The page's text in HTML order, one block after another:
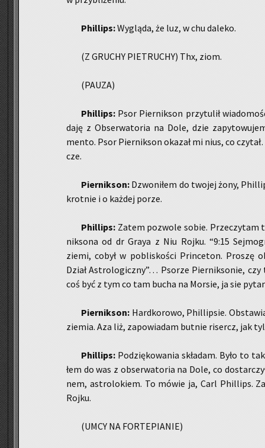
Phil­lips:Wy­glą­da, że luz, w chu da­le­ko.
(Z GRU­CHY PIE­TRU­CHY) Thx, ziom.
(PAUZA)
Phil­lips: Psor Pier­nik­son przy­tu­lił
da­ję z Ob­ser­wa­to­ria na Dole, dzie
men­to. Psor Pier­nik­son oka­zał mi nius, co
cze.
Pier­nik­son: Dzwo­ni­łem do two­jej żony,
krot­nie i o każ­dej porze.
Phil­lips: Zatem po­zwo­le sobie.
nik­so­na od dr Graya z Niu Rojku. “9:15
ziemi, cobył w po­bli­sko­ści Prin­ce­ton. Pro­szę
Dział Astro­lo­gicz­ny”… Pso­rze Pier­nik­so­nie,
coś być z tym co tam bucha na Mor­sie, ja sie
Pier­nik­son: Hard­ko­ro­wo, Phil­lip­sie.
zie­mia. Aza liż, za­po­wia­dam but­nie ri­sercz, jak
Phil­lips: Po­dzię­ko­wa­nia skła­dam. Było to
łem do was z ob­ser­wa­to­ria na Dole, co
nem, astro­lo­kiem. To mówie ja, Carl Phil­lips.
Rojku.
(UMCY NA FOR­TE­PIA­NIE)